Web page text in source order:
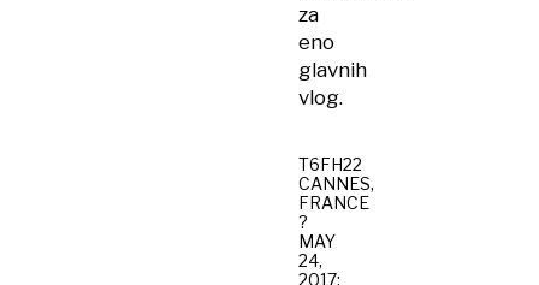
za
eno
glavnih
vlog.
T6FH22
CANNES,
FRANCE
?
MAY
24,
2017: